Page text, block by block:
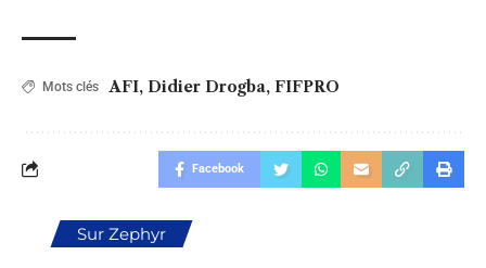
Mots clés AFI, Didier Drogba, FIFPRO
Facebook
Sur Zephyr